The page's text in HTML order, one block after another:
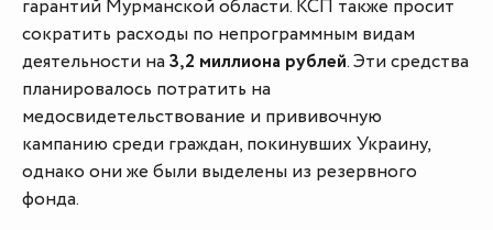
гарантий Мурманской области. КСП также просит
сократить расходы по непрограммным видам
деятельности на3,2 миллиона рублей. Эти средства
планировалось потратить на
медосвидетельствование и прививочную
кампанию среди граждан, покинувших Украину,
однако они же были выделены из резервного
фонда.